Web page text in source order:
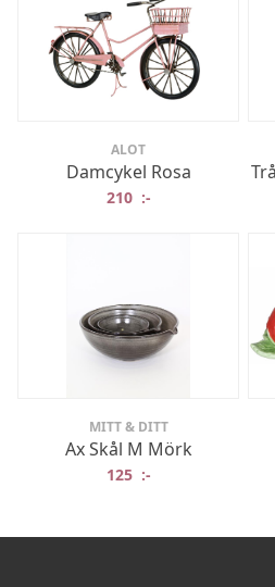
ALOT
Damcykel Rosa
210 :-
MITT & DITT
Ax Skål M Mörk
125 :-